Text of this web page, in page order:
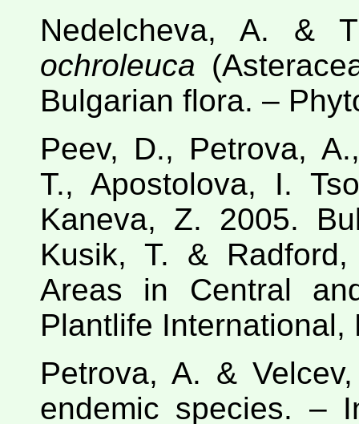
Nedelcheva, A. &
ochroleuca
Bulgarian flora. –
Peev, D., Petrova,
T., Apostolova, I.
Kaneva, Z. 2005.
Kusik, T. &
Areas in Central
Plantlife International,
Petrova, A. &
endemic species. –